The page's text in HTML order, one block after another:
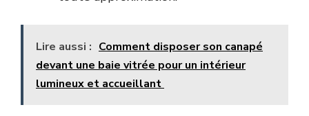
Lire aussi : Comment disposer son canapé
devant une baie vitrée pour un intérieur
lumineux et accueillant